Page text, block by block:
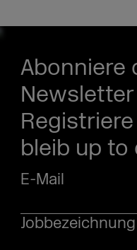
Abonniere
Newsletter
bleib up to
E-Mail